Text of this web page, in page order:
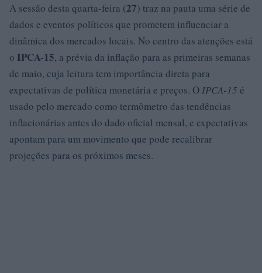
A sessão desta quarta-feira (27) traz na pauta uma série de
dados e eventos políticos que prometem influenciar a
dinâmica dos mercados locais. No centro das atenções está
o IPCA-15, a prévia da inflação para as primeiras semanas
de maio, cuja leitura tem importância direta para
expectativas de política monetária e preços. OIPCA-15 é
usado pelo mercado como termômetro das tendências
inflacionárias antes do dado oficial mensal, e expectativas
apontam para um movimento que pode recalibrar
projeções para os próximos meses.